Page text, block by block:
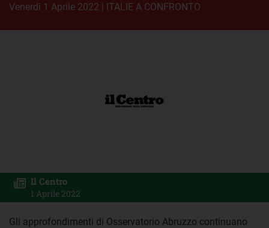
venerdì 1 Aprile 2022 | ITALIE A CONFRONTO
Il Centro
1 Aprile 2022
Gli approfondimenti di Osservatorio Abruzzo continuano